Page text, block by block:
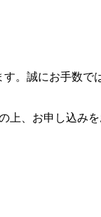
。誠にお手数
、お申し込みを